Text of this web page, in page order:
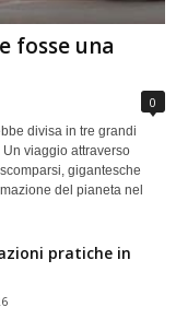
fosse una
0
divisa in tre grandi
Un viaggio attraverso
gigantesche
del pianeta nel
pratiche in